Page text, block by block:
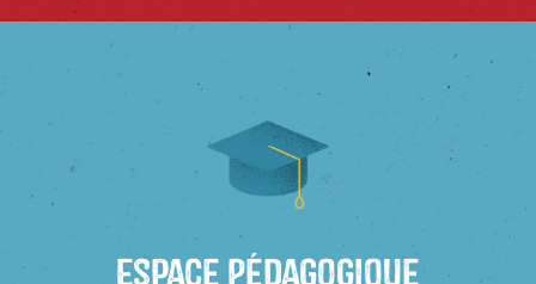
Espace Pédagogique